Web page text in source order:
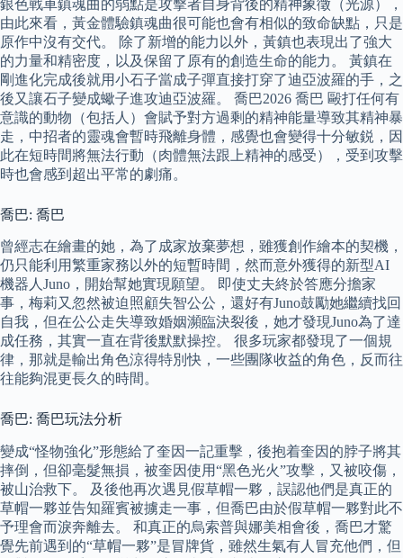
銀色戰車鎮魂曲的弱點是攻擊者自身背後的精神象徵（光源），
由此來看，黃金體驗鎮魂曲很可能也會有相似的致命缺點，只是
原作中沒有交代。 除了新增的能力以外，黃鎮也表現出了強大
的力量和精密度，以及保留了原有的創造生命的能力。 黃鎮在
剛進化完成後就用小石子當成子彈直接打穿了迪亞波羅的手，之
後又讓石子變成蠍子進攻迪亞波羅。 喬巴2026 喬巴 毆打任何有
意識的動物（包括人）會賦予對方過剩的精神能量導致其精神暴
走，中招者的靈魂會暫時飛離身體，感覺也會變得十分敏鋭，因
此在短時間將無法行動（肉體無法跟上精神的感受），受到攻擊
時也會感到超出平常的劇痛。
喬巴: 喬巴
曾經志在繪畫的她，為了成家放棄夢想，雖獲創作繪本的契機，
仍只能利用繁重家務以外的短暫時間，然而意外獲得的新型AI
機器人Juno，開始幫她實現願望。 即使丈夫終於答應分擔家
事，梅莉又忽然被迫照顧失智公公，還好有Juno鼓勵她繼續找回
自我，但在公公走失導致婚姻瀕臨決裂後，她才發現Juno為了達
成任務，其實一直在背後默默操控。 很多玩家都發現了一個規
律，那就是輸出角色涼得特別快，一些團隊收益的角色，反而往
往能夠混更長久的時間。
喬巴: 喬巴玩法分析
變成“怪物強化”形態給了奎因一記重擊，後抱着奎因的脖子將其
摔倒，但卻毫髮無損，被奎因使用“黑色光火”攻擊，又被咬傷，
被山治救下。 及後他再次遇見假草帽一夥，誤認他們是真正的
草帽一夥並告知羅賓被擄走一事，但喬巴由於假草帽一夥對此不
予理會而淚奔離去。 和真正的烏索普與娜美相會後，喬巴才驚
覺先前遇到的“草帽一夥”是冒牌貨，雖然生氣有人冒充他們，但